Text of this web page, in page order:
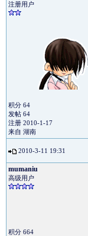
注册用户
积分 64
发帖 64
注册 2010-1-17
来自 湖南
2010-3-11 19:31
mumaniu
高级用户
积分 664